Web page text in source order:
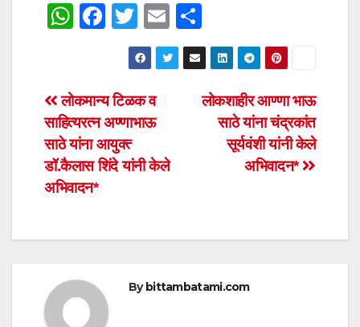
W
s
A
p
p
F
e
b
o
o
T
wi
tt
er
E
m
ail
h
ar
e
Post
navigation
लोकशाहीर आण्णा भाऊ
साठे यांना चंद्रकांत
सूर्यवंशी यांनी केले
अभिवादन*
लोकमान्य टिळक व
साहित्यरत्न अण्णाभाऊ
साठे यांना आयुक्त्‍
डॉ.कैलास शिंदे यांनी केले
अभिवादन*
Bybittambatami.com